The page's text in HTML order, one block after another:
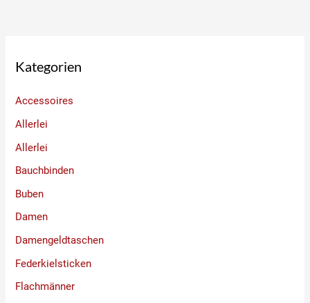
Kategorien
Accessoires
Allerlei
Allerlei
Bauchbinden
Buben
Damen
Damengeldtaschen
Federkielsticken
Flachmänner